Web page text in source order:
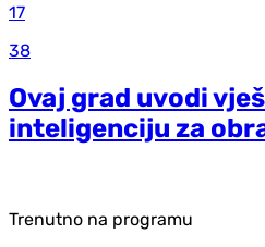
17
38
Ovaj grad uvodi
inteligenciju za
Trenutno na programu